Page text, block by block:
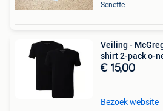
Seneffe
Veiling -
shirt 2-pack o-
€ 15,00
Bezoek website